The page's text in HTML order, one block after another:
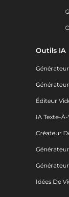
Outils IA
Éditeur
IA Texte-
Créateur
Idées De